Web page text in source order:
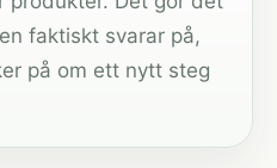
faktiskt svarar på,
på om ett nytt steg